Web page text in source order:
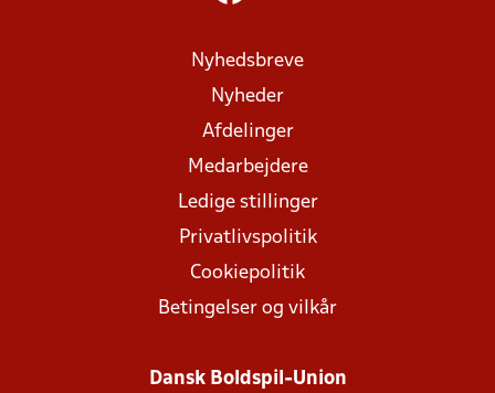
Nyhedsbreve
Nyheder
Afdelinger
Medarbejdere
Ledige stillinger
Privatlivspolitik
Cookiepolitik
Betingelser og vilkår
Dansk Boldspil-Union